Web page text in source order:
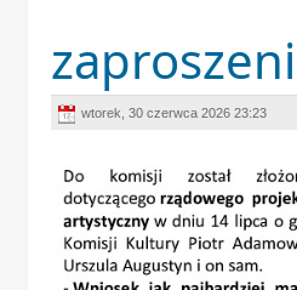
wtorek, 30 czerwca 2026 23:23